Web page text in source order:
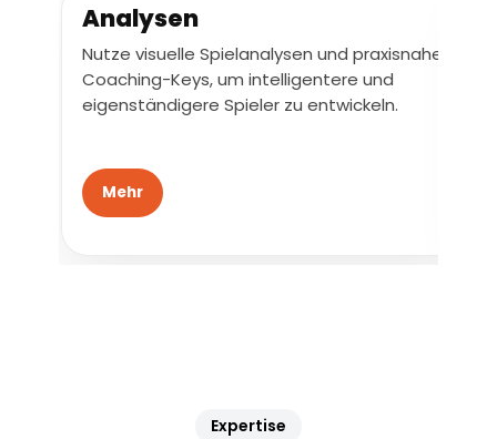
Analysen
Nutze visuelle Spielanalysen und praxisnahe
Coaching-Keys, um intelligentere und
eigenständigere Spieler zu entwickeln.
Mehr
Expertise